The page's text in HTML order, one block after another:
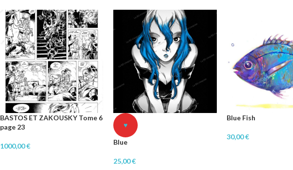
BASTOS ET ZAKOUSKY Tome 6
page 23
1000,00€
♥
Blue
25,00€
Blue Fish
30,00€